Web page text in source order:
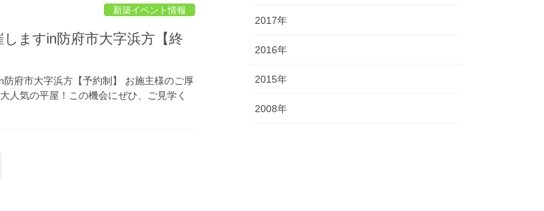
新築イベント情報
ますin防府市大字浜方【終
府市大字浜方【予約制】 お施主様のご厚
人気の平屋！この機会にぜひ、ご見学く
2017年
2016年
2015年
2008年